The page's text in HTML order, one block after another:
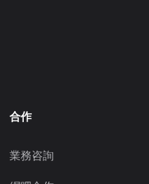
合作
業務咨詢